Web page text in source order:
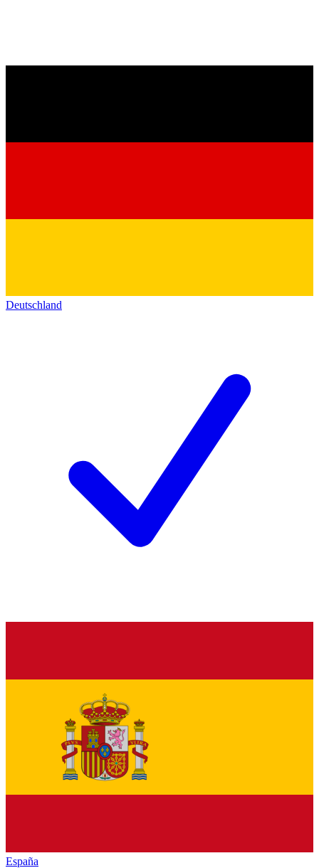
Deutschland
España